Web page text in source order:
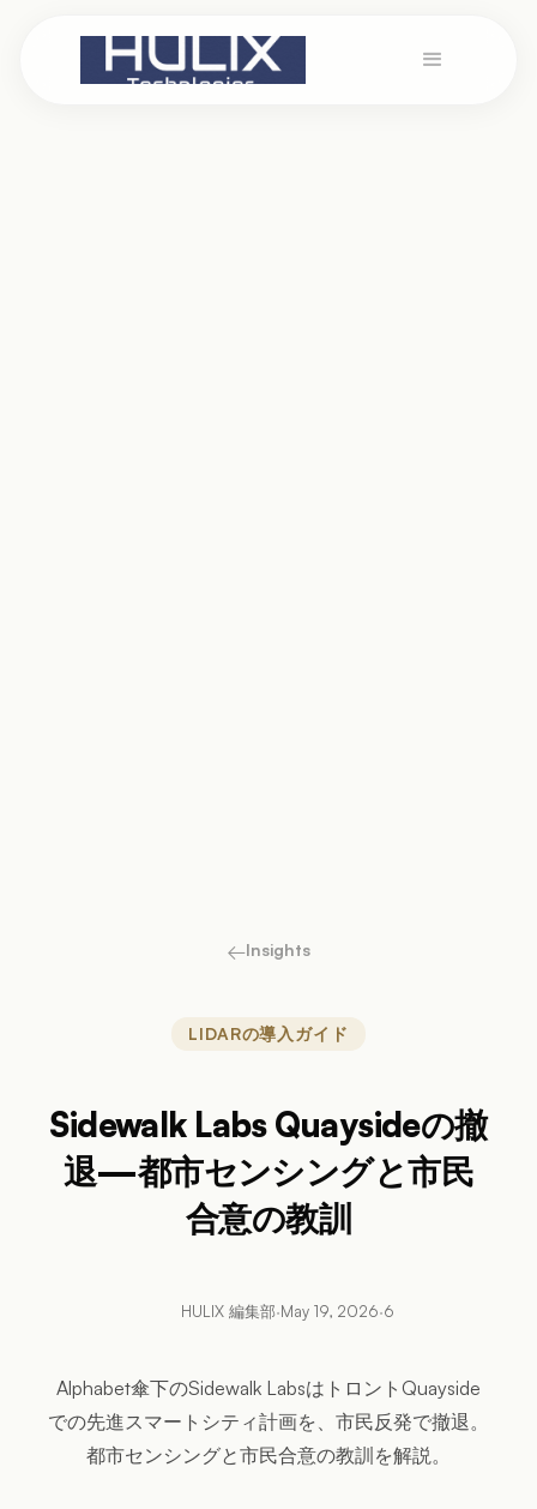
←Insights
LIDARの導入ガイド
Sidewalk Labs Quaysideの撤
退—都市センシングと市民
合意の教訓
HULIX 編集部·May 19, 2026·6
Alphabet傘下のSidewalk LabsはトロントQuayside
での先進スマートシティ計画を、市民反発で撤退。
都市センシングと市民合意の教訓を解説。